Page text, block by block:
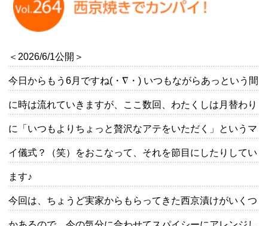
＜2026/6/1公開＞
今日からもう6月ですね(・∇・) いつもながらあっという間
に時は流れていきますが、ここ数回、わたくしは月替わり
に「いつもよりちょっと贅沢なアテをいただく」というマ
イ儀式？（笑）をおこなって、それを節目にしたりしてい
ます♪
今回は、ちょうど実家からもらってきた西京漬けがいくつ